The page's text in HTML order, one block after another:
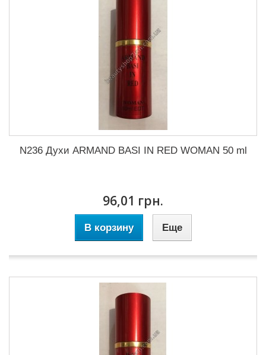
N236 Духи ARMAND BASI IN RED WOMAN 50 ml
96,01 грн.
В корзину Еще